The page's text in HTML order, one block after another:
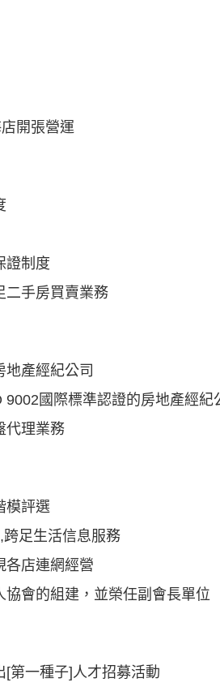
開張營運
證制度
二手房買賣業務
產經紀公司
國際標準認證的房地產經紀
代理業務
模評選
足生活信息服務
各店連網經營
會的組建，並榮任副會長單位
[第一種子]人才招募活動